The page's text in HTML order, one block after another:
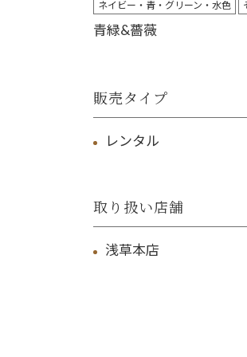
ネイビー・青・グリーン・水色
青緑&薔薇
販売タイプ
レンタル
取り扱い店舗
浅草本店